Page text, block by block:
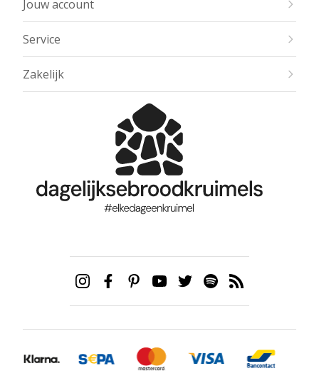
Jouw account
Service
Zakelijk